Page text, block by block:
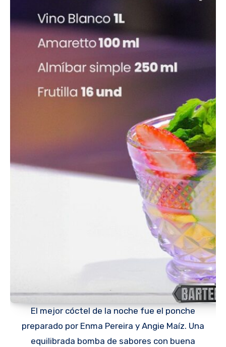
El mejor cóctel de la noche fue el ponche
preparado por Enma Pereira y Angie Maíz. Una
equilibrada bomba de sabores con buena